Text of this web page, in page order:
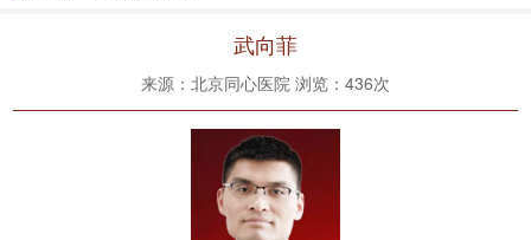
武向菲
来源：北京同心医院 浏览： 436次